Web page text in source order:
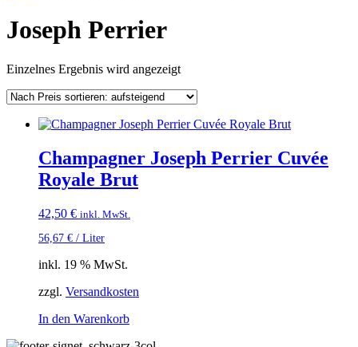
Joseph Perrier
Einzelnes Ergebnis wird angezeigt
Champagner Joseph Perrier Cuvée
Royale Brut
42,50 € inkl. MwSt.
56,67 € / Liter
inkl. 19 % MwSt.
zzgl. Versandkosten
In den Warenkorb